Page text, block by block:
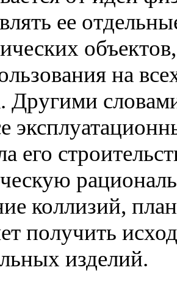
ее
на
Другими
его
коллизий,
получить
изделий.